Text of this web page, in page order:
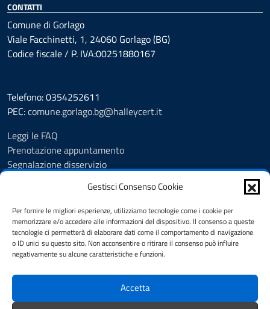
Gestisci Consenso Cookie
Per fornire le migliori esperienze, utilizziamo tecnologie come i cookie per
memorizzare e/o accedere alle informazioni del dispositivo. Il consenso a queste
tecnologie ci permetterà di elaborare dati come il comportamento di navigazione
o ID unici su questo sito. Non acconsentire o ritirare il consenso può influire
negativamente su alcune caratteristiche e funzioni.
Accetta
CONTATTI
Comune di Gorlago
Viale Facchinetti, 1, 24060 Gorlago (BG)
Codice fiscale / P. IVA:00251880167
Telefono: 0354252611
PEC:comune.gorlago.bg@halleycert.it
Leggi le FAQ
Prenotazione appuntamento
Segnalazione disservizio
Cookie Policy
Informativa privacy
Dichiarazione di accessibilità
Note legali